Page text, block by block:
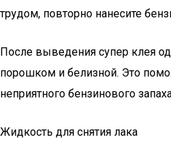
трудом, повторно нанесите
После выведения супер клея
порошком и белизной. Это
неприятного бензинового
Жидкость для снятия лака